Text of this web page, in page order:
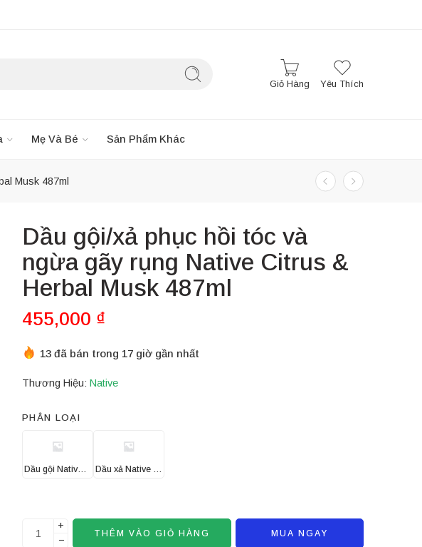
Giỏ Hàng Yêu Thích
Mẹ Và Bé Sản Phẩm Khác
Musk 487ml
Dầu gội/xả phục hồi tóc và
ngừa gãy rụng Native Citrus &
Herbal Musk 487ml
455,000 ₫
13 đã bán trong 17 giờ gần nhất
Thương Hiệu: Native
PHÂN LOẠI
Dầu gội Native Citrus Dầu xả Native Citrus
+
−
THÊM VÀO GIỎ HÀNG MUA NGAY